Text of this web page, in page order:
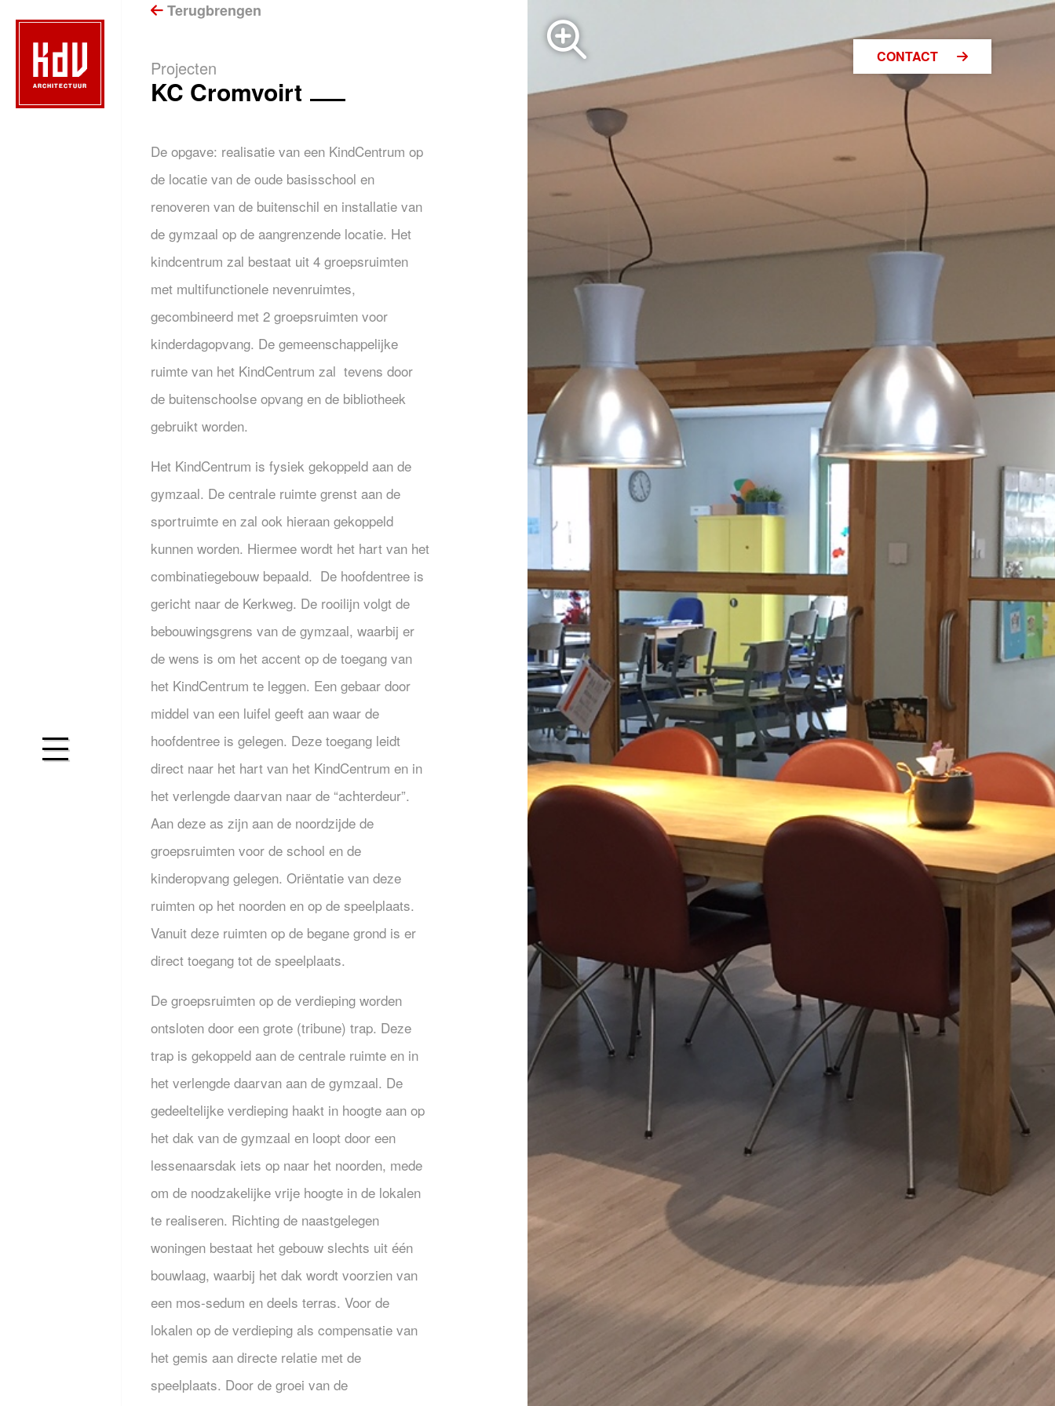
Terugbrengen
Projecten
KC Cromvoirt
De opgave: realisatie van een KindCentrum op
de locatie van de oude basisschool en
renoveren van de buitenschil en installatie van
de gymzaal op de aangrenzende locatie. Het
kindcentrum zal bestaat uit 4 groepsruimten
met multifunctionele nevenruimtes,
gecombineerd met 2 groepsruimten voor
kinderdagopvang. De gemeenschappelijke
ruimte van het KindCentrum zal tevens door
de buitenschoolse opvang en de bibliotheek
gebruikt worden.
Het KindCentrum is fysiek gekoppeld aan de
gymzaal. De centrale ruimte grenst aan de
sportruimte en zal ook hieraan gekoppeld
kunnen worden. Hiermee wordt het hart van het
combinatiegebouw bepaald. De hoofdentree is
gericht naar de Kerkweg. De rooilijn volgt de
bebouwingsgrens van de gymzaal, waarbij er
de wens is om het accent op de toegang van
het KindCentrum te leggen. Een gebaar door
middel van een luifel geeft aan waar de
hoofdentree is gelegen. Deze toegang leidt
direct naar het hart van het KindCentrum en in
het verlengde daarvan naar de “achterdeur”.
Aan deze as zijn aan de noordzijde de
groepsruimten voor de school en de
kinderopvang gelegen. Oriëntatie van deze
ruimten op het noorden en op de speelplaats.
Vanuit deze ruimten op de begane grond is er
direct toegang tot de speelplaats.
De groepsruimten op de verdieping worden
ontsloten door een grote (tribune) trap. Deze
trap is gekoppeld aan de centrale ruimte en in
het verlengde daarvan aan de gymzaal. De
gedeeltelijke verdieping haakt in hoogte aan op
het dak van de gymzaal en loopt door een
lessenaarsdak iets op naar het noorden, mede
om de noodzakelijke vrije hoogte in de lokalen
te realiseren. Richting de naastgelegen
woningen bestaat het gebouw slechts uit één
bouwlaag, waarbij het dak wordt voorzien van
een mos-sedum en deels terras. Voor de
lokalen op de verdieping als compensatie van
het gemis aan directe relatie met de
speelplaats. Door de groei van de
CONTACT